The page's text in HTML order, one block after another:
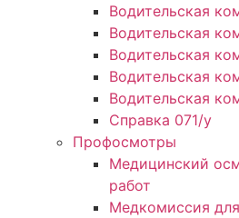
Водительская
Водительская
Водительская
Водительская
Водительская
Справка 071/у
Профосмотры
Медицинский
работ
Медкомиссия